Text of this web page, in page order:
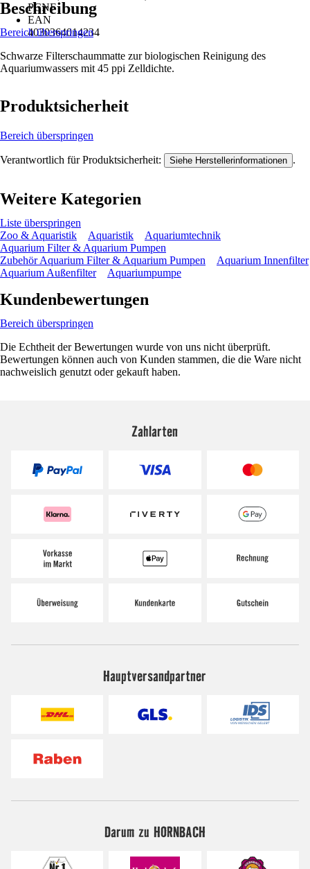
PCNF
EAN
4030364014234
Beschreibung
Bereich überspringen
Schwarze Filterschaummatte zur biologischen Reinigung des
Aquariumwassers mit 45 ppi Zelldichte.
Produktsicherheit
Bereich überspringen
Verantwortlich für Produktsicherheit: Siehe Herstellerinformationen .
Weitere Kategorien
Liste überspringen
Zoo & Aquaristik
Aquaristik
Aquariumtechnik
Aquarium Filter & Aquarium Pumpen
Zubehör Aquarium Filter & Aquarium Pumpen
Aquarium Innenfilter
Aquarium Außenfilter
Aquariumpumpe
Kundenbewertungen
Bereich überspringen
Die Echtheit der Bewertungen wurde von uns nicht überprüft.
Bewertungen können auch von Kunden stammen, die die Ware nicht
nachweislich genutzt oder gekauft haben.
Zahlarten
Hauptversandpartner
Darum zu HORNBACH